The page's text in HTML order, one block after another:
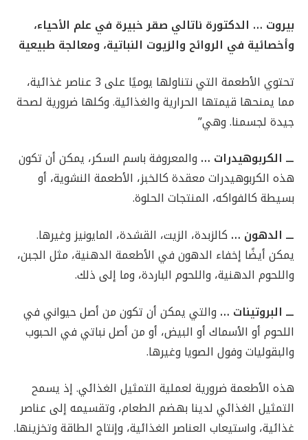
بيروت … الدكتورة ناتالي صقر خبيرة في علم الأحياء،
وأخصائية في الروائح والزيوت النباتية، ومعالجة طبيعية
تحتوي الأطعمة التي نتناولها يوميًا على 3 عناصر غذائية،
مما يمنحها قيمتها الحرارية والغذائية. وكلها ضرورية لصحة
جيدة لجسمنا. وهي”
ـــ الكربوهيدرات … والمعروفة باسم السكر، يمكن أن تكون
هذه الكربوهيدرات معقدة كالخبز، الأطعمة النشوية، أو
بسيطة كالفواكه، المنتجات الحلوة.
ـــ الدهون … كالزبدة، الزيت، القشدة، المايونيز وغيرها.
يمكن أيضًا إخفاء الدهون في الأطعمة الدهنية، مثل الجبن،
واللحوم الدهنية، واللحوم الباردة، وما إلى ذلك.
ـــ البروتينات … والتي يمكن أن تكون من أصل حيواني في
اللحوم أو الأسماك أو البيض، أو من أصل نباتي في الحبوب
والبقوليات وفول الصويا وغيرها.
هذه الأطعمة ضرورية لعملية التمثيل الغذائي. إذ يسمح
التمثيل الغذائي لدينا بهضم الطعام، وتقسيمه إلى عناصر
غذائية، واستيعاب العناصر الغذائية، وإنتاج الطاقة وتخزينها.